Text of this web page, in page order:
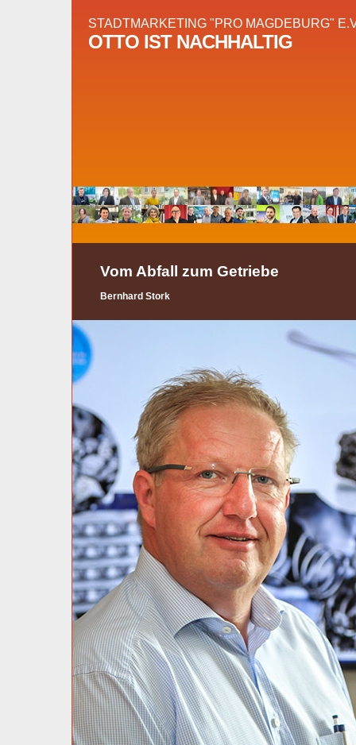
STADTMARKETING "PRO MAGDEBURG"
OTTO IST NACHHALTIG
Vom Abfall zum Getriebe
Bernhard Stork